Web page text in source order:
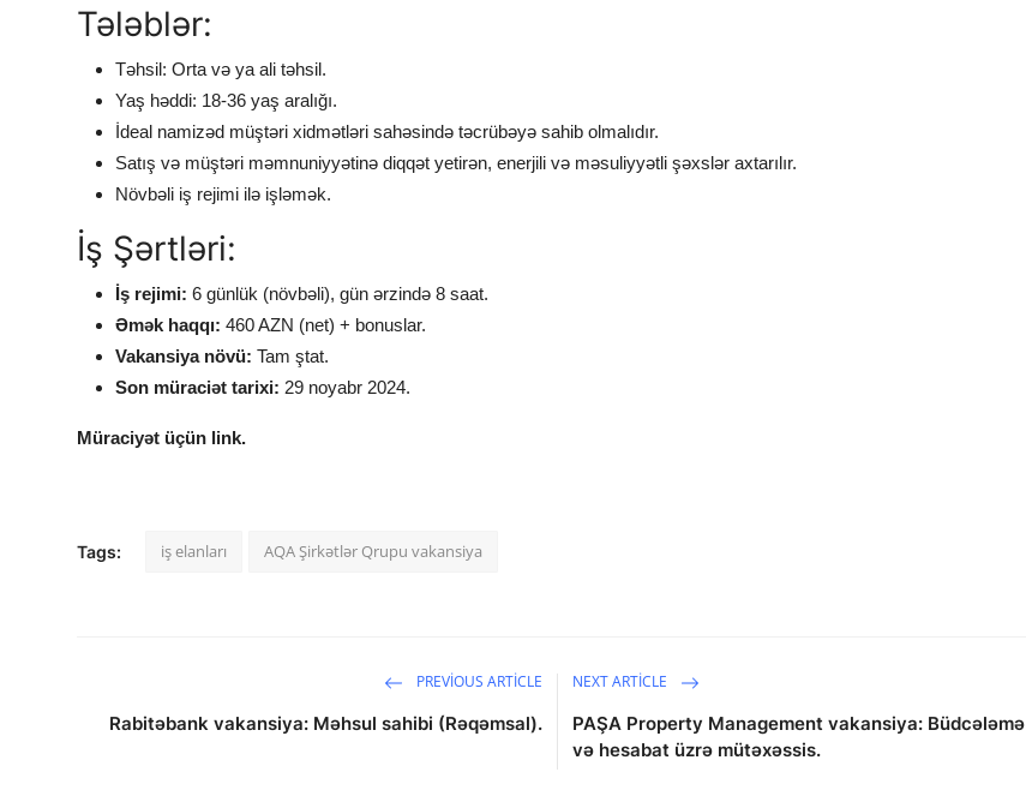
Tələblər:
Təhsil: Orta və ya ali təhsil.
Yaş həddi: 18-36 yaş aralığı.
İdeal namizəd müştəri xidmətləri sahəsində təcrübəyə sahib olmalıdır.
Satış və müştəri məmnuniyyətinə diqqət yetirən, enerjili və məsuliyyətli şəxslər axtarılır.
Növbəli iş rejimi ilə işləmək.
İş Şərtləri:
İş rejimi: 6 günlük (növbəli), gün ərzində 8 saat.
Əmək haqqı: 460 AZN (net) + bonuslar.
Vakansiya növü: Tam ştat.
Son müraciət tarixi: 29 noyabr 2024.
Müraciyət üçün link.
Tags: iş elanları AQA Şirkətlər Qrupu vakansiya
PREVIOUS ARTICLE
Rabitəbank vakansiya: Məhsul sahibi (Rəqəmsal).
NEXT ARTICLE
PAŞA Property Management vakansiya: Büdcələmə
və hesabat üzrə mütəxəssis.